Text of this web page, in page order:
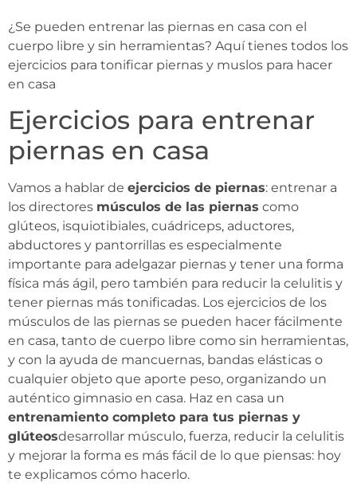
¿Se pueden entrenar las piernas en casa con el
cuerpo libre y sin herramientas? Aquí tienes todos los
ejercicios para tonificar piernas y muslos para hacer
en casa
Ejercicios para entrenar
piernas en casa
Vamos a hablar de ejercicios de piernas: entrenar a
los directores músculos de las piernas como
glúteos, isquiotibiales, cuádriceps, aductores,
abductores y pantorrillas es especialmente
importante para adelgazar piernas y tener una forma
física más ágil, pero también para reducir la celulitis y
tener piernas más tonificadas. Los ejercicios de los
músculos de las piernas se pueden hacer fácilmente
en casa, tanto de cuerpo libre como sin herramientas,
y con la ayuda de mancuernas, bandas elásticas o
cualquier objeto que aporte peso, organizando un
auténtico gimnasio en casa. Haz en casa un
entrenamiento completo para tus piernas y
glúteosdesarrollar músculo, fuerza, reducir la celulitis
y mejorar la forma es más fácil de lo que piensas: hoy
te explicamos cómo hacerlo.